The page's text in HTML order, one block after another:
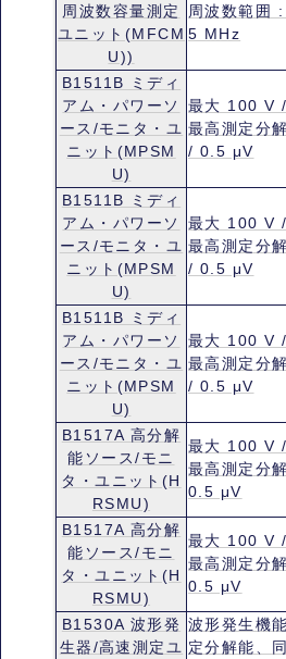
周波数容量測定
ユニット(MFCM
U))
周波数範囲
5 MHz
B1511B ミディ
アム・パワーソ
ース/モニタ・ユ
ニット(MPSM
U)
最大 100 V /
最高測定分
/ 0.5 μV
B1511B ミディ
アム・パワーソ
ース/モニタ・ユ
ニット(MPSM
U)
最大 100 V /
最高測定分
/ 0.5 μV
B1511B ミディ
アム・パワーソ
ース/モニタ・ユ
ニット(MPSM
U)
最大 100 V /
最高測定分
/ 0.5 μV
B1517A 高分解
能ソース/モニ
タ・ユニット(H
RSMU)
最大 100 V /
最高測定分
0.5 μV
B1517A 高分解
能ソース/モニ
タ・ユニット(H
RSMU)
最大 100 V /
最高測定分
0.5 μV
B1530A 波形発
生器/高速測定ユ
波形発生機
定分解能、